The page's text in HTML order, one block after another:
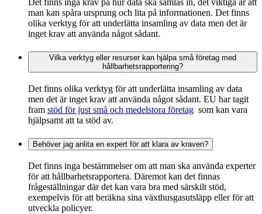
Det finns inga krav på hur data ska samlas in, det viktiga är att
man kan spåra ursprung och lita på informationen. Det finns
olika verktyg för att underlätta insamling av data men det är
inget krav att använda något sådant.
Vilka verktyg eller resurser kan hjälpa små företag med
hållbarhetsrapportering?
Det finns olika verktyg för att underlätta insamling av data
men det är inget krav att använda något sådant. EU har tagit
fram stöd för just små och medelstora företag som kan vara
hjälpsamt att ta stöd av.
Behöver jag anlita en expert för att klara av kraven?
Det finns inga bestämmelser om att man ska använda experter
för att hållbarhetsrapportera. Däremot kan det finnas
frågeställningar där det kan vara bra med särskilt stöd,
exempelvis för att beräkna sina växthusgasutsläpp eller för att
utveckla policyer.